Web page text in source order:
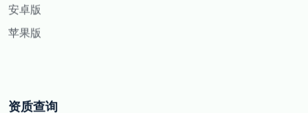
安卓版
苹果版
资质查询